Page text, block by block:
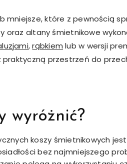
mniejsze, które z pewnością
oraz altany śmietnikowe
,rąbkiem lub w wersji
przestrzeń do
wyróżnić?
koszy śmietnikowych
bez najmniejszego